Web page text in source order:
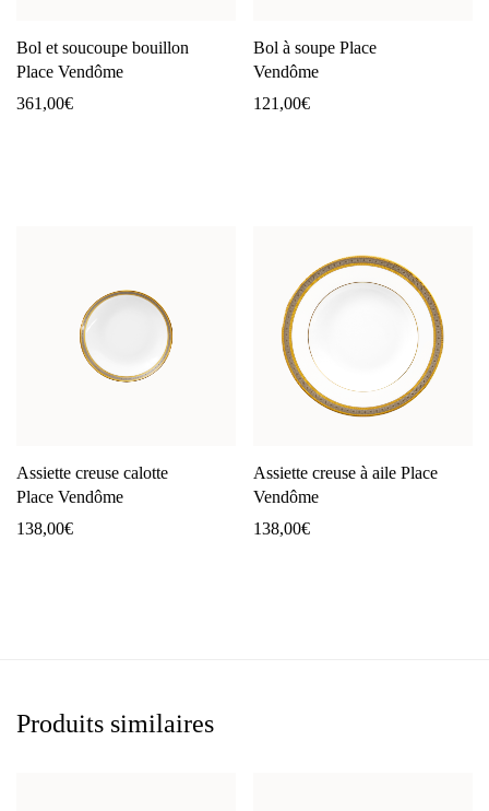
Bol et soucoupe bouillon
Place Vendôme
361,00€
Bol à soupe Place
Vendôme
121,00€
Assiette creuse calotte
Place Vendôme
138,00€
Assiette creuse à aile Place
Vendôme
138,00€
Produits similaires